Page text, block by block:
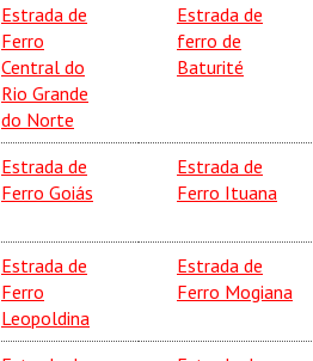
Estrada de
Ferro
Central do
Rio Grande
do Norte
Estrada de
ferro de
Baturité
Estrada de
Ferro Goiás
Estrada de
Ferro Ituana
Estrada de
Ferro
Leopoldina
Estrada de
Ferro Mogiana